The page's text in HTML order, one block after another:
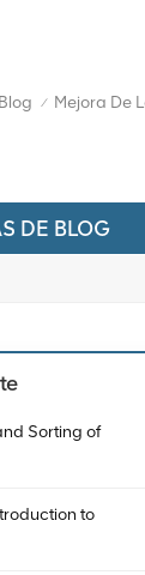
Blog /
DE BLOG
Sorting of
to